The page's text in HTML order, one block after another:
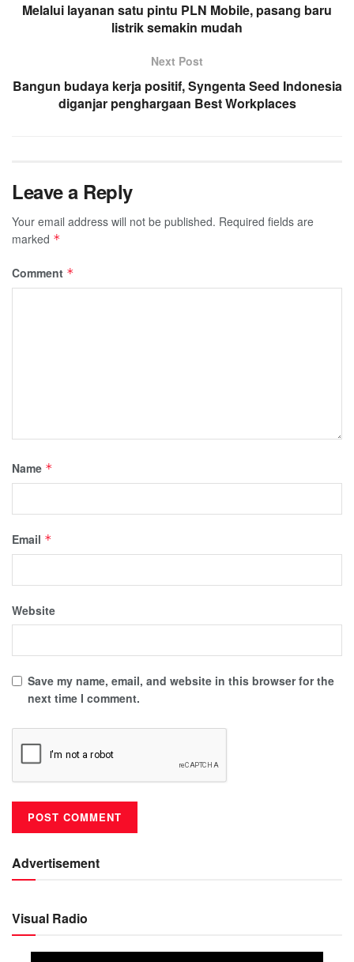
Melalui layanan satu pintu PLN Mobile, pasang baru
listrik semakin mudah
Next Post
Bangun budaya kerja positif, Syngenta Seed Indonesia
diganjar penghargaan Best Workplaces
Leave a Reply
Your email address will not be published. Required fields are
marked *
Comment *
Name *
Email *
Website
Save my name, email, and website in this browser for the
next time I comment.
Advertisement
Visual Radio